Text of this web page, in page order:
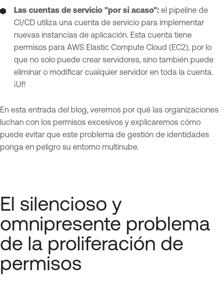
Las cuentas de servicio "por si acaso": el pipeline de
CI/CD utiliza una cuenta de servicio para implementar
nuevas instancias de aplicación. Esta cuenta tiene
permisos para AWS Elastic Compute Cloud (EC2), por lo
que no solo puede crear servidores, sino también puede
eliminar o modificar cualquier servidor en toda la cuenta.
¡Uf!
En esta entrada del blog, veremos por qué las organizaciones
luchan con los permisos excesivos y explicaremos cómo
puede evitar que este problema de gestión de identidades
ponga en peligro su entorno multinube.
El silencioso y
omnipresente problema
de la proliferación de
permisos